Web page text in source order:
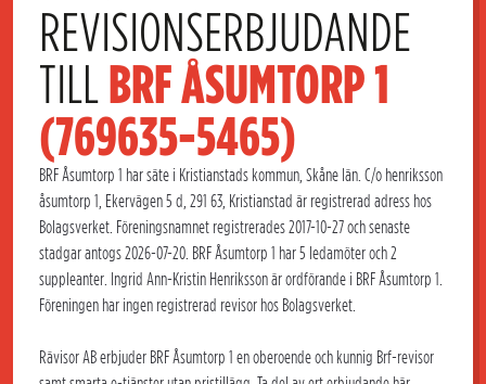
REVISIONSERBJUDANDE
TILL BRF ÅSUMTORP 1
(769635-5465)
BRF Åsumtorp 1 har säte i Kristianstads kommun, Skåne län. C/o henriksson
åsumtorp 1, Ekervägen 5 d, 291 63, Kristianstad är registrerad adress hos
Bolagsverket. Föreningsnamnet registrerades 2017-10-27 och senaste
stadgar antogs 2026-07-20. BRF Åsumtorp 1 har 5 ledamöter och 2
suppleanter. Ingrid Ann-Kristin Henriksson är ordförande i BRF Åsumtorp 1.
Föreningen har ingen registrerad revisor hos Bolagsverket.
Rävisor AB erbjuder BRF Åsumtorp 1 en oberoende och kunnig Brf-revisor